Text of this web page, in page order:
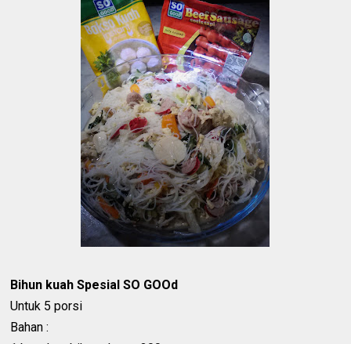
Bihun kuah Spesial SO GOOd
Untuk 5 porsi
Bahan :